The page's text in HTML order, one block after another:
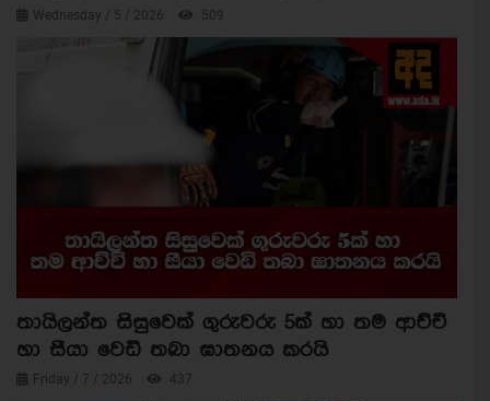
Wednesday / 5 / 2026 509
තායිලන්ත සිසුවෙක් ගුරුවරු 5ක් හා තම ආච්චි
හා සීයා වෙඩි තබා ඝාතනය කරයි
Friday / 7 / 2026 437